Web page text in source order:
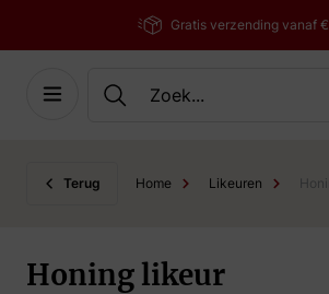
Gratis verzending vanaf
Terug Home Likeuren
Honing likeur